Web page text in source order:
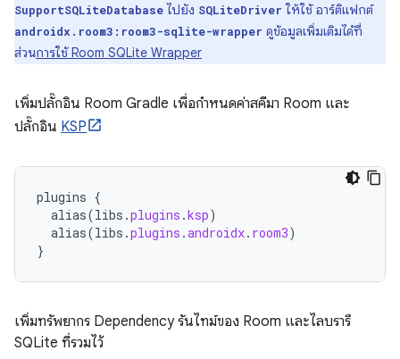
SupportSQLiteDatabase ไปยัง SQLiteDriver ให้ใช้ อาร์ติแฟกต์
androidx.room3:room3-sqlite-wrapper ดูข้อมูลเพิ่มเติมได้ที่
ส่วนการใช้ Room SQLite Wrapper
เพิ่มปลั๊กอิน Room Gradle เพื่อกำหนดค่าสคีมา Room และ
ปลั๊กอิน KSP
plugins {
alias(libs .plugins .ksp)
alias(libs .plugins .androidx. room3)
}
เพิ่มทรัพยากร Dependency รันไทม์ของ Room และไลบรารี
SQLite ที่รวมไว้